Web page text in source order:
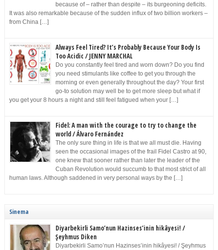
because of – rather than despite – its burgeoning deficits.
It was also remarkable because of the sudden influx of two billion workers –
from China […]
Always Feel Tired? It’s Probably Because Your Body Is
Too Acidic / JENNY MARCHAL
Do you constantly feel tired and worn down? Do you find
you need stimulants like coffee to get you through the
morning or even generally throughout the day? Your first
go-to solution may well be to get more sleep but what if
you get your 8 hours a night and still feel fatigued when your […]
Fidel: A man with the courage to try to change the
world / Álvaro Fernández
The only sure thing in life is that we all must die. Having
seen the occasional images of the frail Fidel Castro at 90,
one knew that sooner rather than later the leader of the
Cuban Revolution would succumb to that most strict of all
human laws. Although saddened in very personal ways by the […]
Sinema
Diyarbekirli Samo’nun Hazinses’inin hikâyesi! /
Şeyhmus Diken
Diyarbekirli Samo’nun Hazinses’inin hikâyesi! / Şeyhmus